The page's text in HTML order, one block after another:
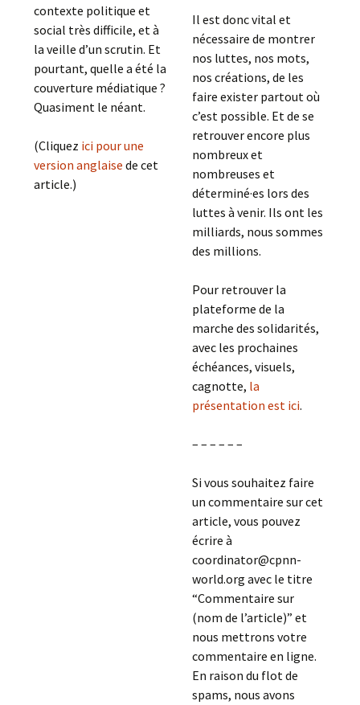
contexte politique et
social très difficile, et à
la veille d’un scrutin. Et
pourtant, quelle a été la
couverture médiatique ?
Quasiment le néant.
(Cliquez ici pour une
version anglaise de cet
article.)
Il est donc vital et
nécessaire de montrer
nos luttes, nos mots,
nos créations, de les
faire exister partout où
c’est possible. Et de se
retrouver encore plus
nombreux et
nombreuses et
déterminé·es lors des
luttes à venir. Ils ont les
milliards, nous sommes
des millions.
Pour retrouver la
plateforme de la
marche des solidarités,
avec les prochaines
échéances, visuels,
cagnotte, la
présentation est ici.
– – – – – –
Si vous souhaitez faire
un commentaire sur cet
article, vous pouvez
écrire à
coordinator@cpnn-
world.org avec le titre
“Commentaire sur
(nom de l’article)” et
nous mettrons votre
commentaire en ligne.
En raison du flot de
spams, nous avons